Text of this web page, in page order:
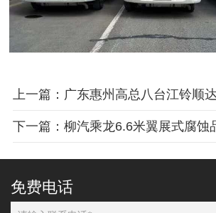
下一篇：柳汽乘龙6.6米翼展式腐蚀
免费电话